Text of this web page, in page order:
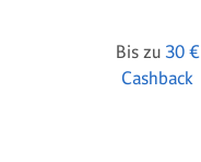
Bis zu 30 €
Cashback